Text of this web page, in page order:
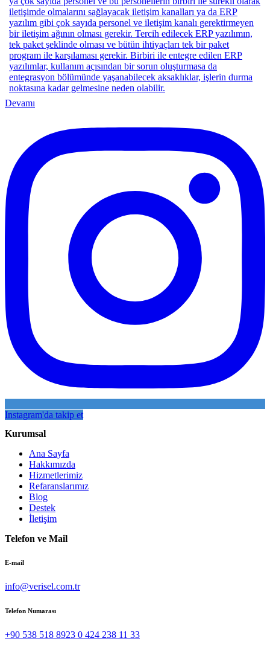
Devamı
Instagram'da takip et
Kurumsal
Ana Sayfa
Hakkımızda
Hizmetlerimiz
Refaranslarımız
Blog
Destek
İletişim
Telefon ve Mail
E-mail
info@verisel.com.tr
Telefon Numarası
+90 538 518 8923 0 424 238 11 33